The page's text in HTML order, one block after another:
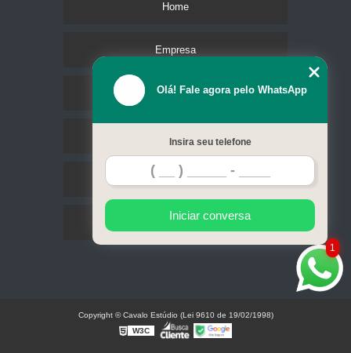
Home
Empresa
Missão
Serviços
Contato
Mapa do site
1
Olá! Fale agora pelo WhatsApp
Insira seu telefone
Iniciar conversa
Copyright © Cavalo Estúdio (Lei 9610 de 19/02/1998)
W3C